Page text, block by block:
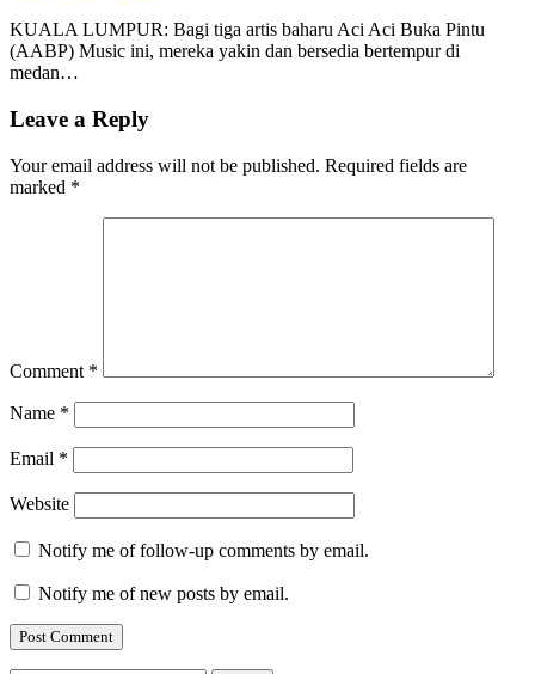
KUALA LUMPUR: Bagi tiga artis baharu Aci Aci Buka Pintu
(AABP) Music ini, mereka yakin dan bersedia bertempur di
medan…
Leave a Reply
Your email address will not be published. Required fields are
marked *
Comment *
Name *
Email *
Website
Notify me of follow-up comments by email.
Notify me of new posts by email.